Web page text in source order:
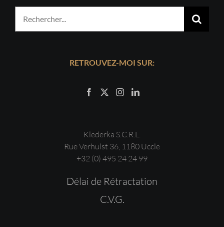
Rechercher:
RETROUVEZ-MOI SUR:
Klederka S.C.R.L.
Rue Verhulst 36, 1180 Uccle
+32 (0) 495 24 24 99
Délai de Rétractation
C.V.G.